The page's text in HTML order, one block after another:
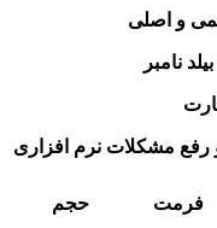
مشکلات نرم افزاری
حجم فرمت